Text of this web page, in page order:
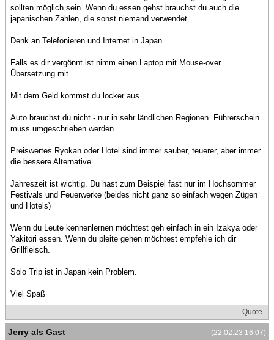
sollten möglich sein. Wenn du essen gehst brauchst du auch die
japanischen Zahlen, die sonst niemand verwendet.
Denk an Telefonieren und Internet in Japan
Falls es dir vergönnt ist nimm einen Laptop mit Mouse-over
Übersetzung mit
Mit dem Geld kommst du locker aus
Auto brauchst du nicht - nur in sehr ländlichen Regionen. Führerschein
muss umgeschrieben werden.
Preiswertes Ryokan oder Hotel sind immer sauber, teuerer, aber immer
die bessere Alternative
Jahreszeit ist wichtig. Du hast zum Beispiel fast nur im Hochsommer
Festivals und Feuerwerke (beides nicht ganz so einfach wegen Zügen
und Hotels)
Wenn du Leute kennenlernen möchtest geh einfach in ein Izakya oder
Yakitori essen. Wenn du pleite gehen möchtest empfehle ich dir
Grillfleisch.
Solo Trip ist in Japan kein Problem.
Viel Spaß
Quote
(22.02.23 16:07)
Jerry als Gast